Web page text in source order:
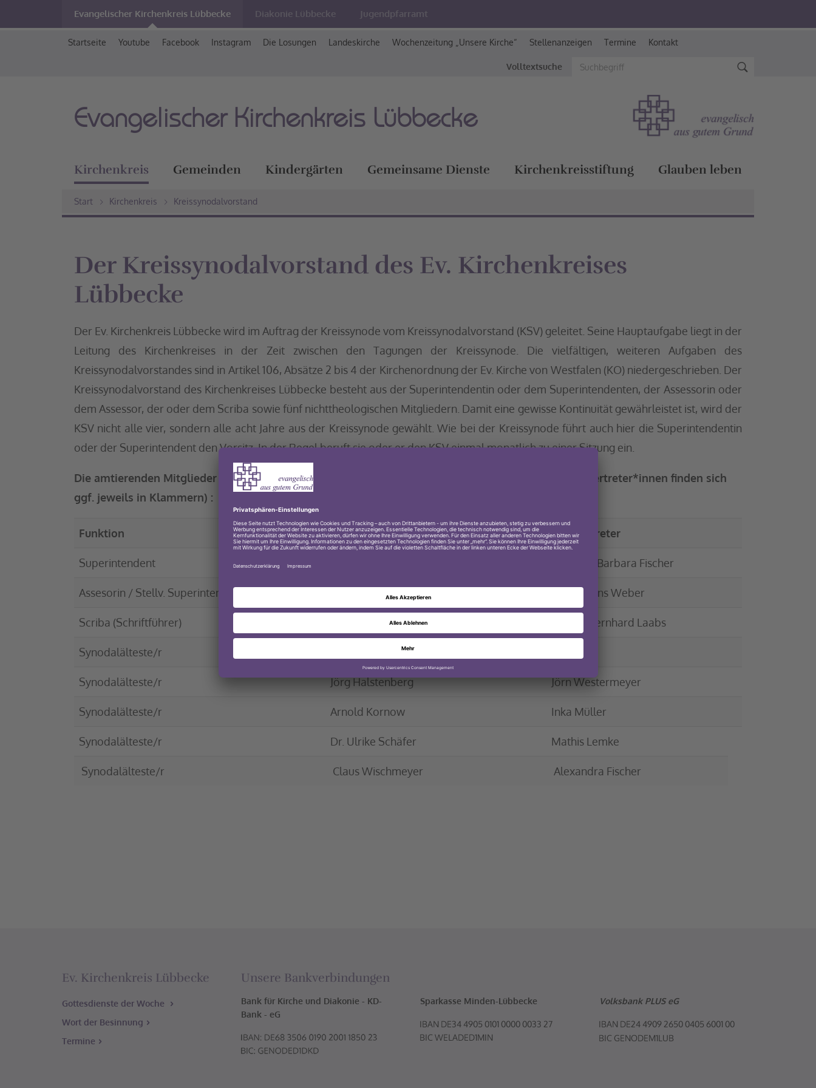
Evangelischer Kirchenkreis Lübbecke Diakonie Lübbecke Jugendpfarramt
Startseite Youtube Facebook Instagram Die Losungen Landeskirche Wochenzeitung „Unsere Kirche“ Stellenanzeigen Termine Kontakt
Volltextsuche
Evangelischer Kirchenkreis Lübbecke
Kirchenkreis Gemeinden Kindergärten Gemeinsame Dienste Kirchenkreisstiftung Glauben leben
Start Kirchenkreis Kreissynodalvorstand
Der Kreissynodalvorstand des Ev. Kirchenkreises
Lübbecke
Der Ev. Kirchenkreis Lübbecke wird im Auftrag der Kreissynode vom Kreissynodalvorstand (KSV) geleitet. Seine Hauptaufgabe liegt in der
Leitung des Kirchenkreises in der Zeit zwischen den Tagungen der Kreissynode. Die vielfältigen, weiteren Aufgaben des
Kreissynodalvorstandes sind in Artikel 106, Absätze 2 bis 4 der Kirchenordnung der Ev. Kirche von Westfalen (KO) niedergeschrieben. Der
Kreissynodalvorstand des Kirchenkreises Lübbecke besteht aus der Superintendentin oder dem Superintendenten, der Assessorin oder
dem Assessor, der oder dem Scriba sowie fünf nichttheologischen Mitgliedern. Damit eine gewisse Kontinuität gewährleistet ist, wird der
KSV nicht alle vier, sondern alle acht Jahre aus der Kreissynode gewählt. Wie bei der Kreissynode führt auch hier die Superintendentin
oder der Superintendent den Vorsitz. In der Regel beruft sie oder er den KSV einmal monatlich zu einer Sitzung ein.
Die amtierenden Mitglieder des Kreissynodalvorstandes des Ev. Kirchenkreises Lübbecke sind (die Vertreter*innen finden sich
ggf. jeweils in Klammern) :
Funktion Person Stellvertreter
Superintendent Pfarrerin Barbara Fischer
Assesorin / Stellv. Superintendentin Pfarrerin Barbara Fischer Pfarrer Jens Weber
Scriba (Schriftführer) Pfarrer Dr. Roland Mettenbrink Pfarrer Bernhard Laabs
Synodalälteste/r
Synodalälteste/r Jörg Halstenberg Jörn Westermeyer
Synodalälteste/r Arnold Kornow Inka Müller
Synodalälteste/r Dr. Ulrike Schäfer Mathis Lemke
Synodalälteste/r Claus Wischmeyer Alexandra Fischer
Ev. Kirchenkreis Lübbecke
Gottesdienste der Woche
Wort der Besinnung
Termine
Unsere Bankverbindungen
Bank für Kirche und Diakonie - KD-
Bank - eG
Sparkasse Minden-Lübbecke Volksbank PLUS eG